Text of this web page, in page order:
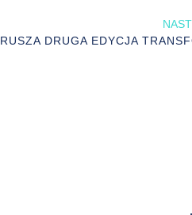
RUSZA DRUGA EDYCJA